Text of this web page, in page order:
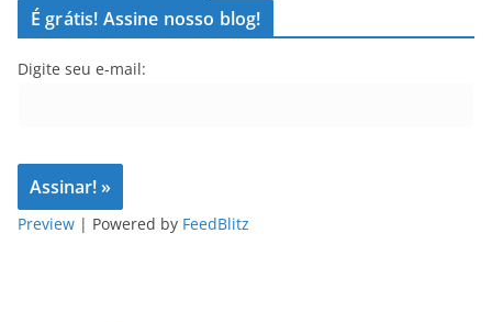
É grátis! Assine nosso blog!
Digite seu e-mail:
Preview | Powered by FeedBlitz